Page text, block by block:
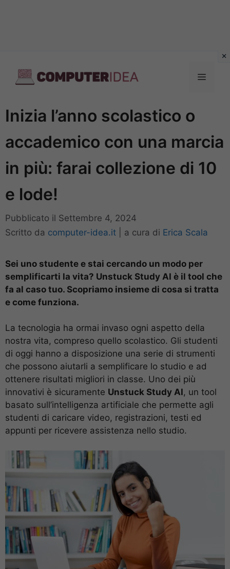
contenuto
Menu
Inizia l’anno scolastico o
accademico con una marcia
in più: farai collezione di 10
e lode!
Pubblicato il Settembre 4, 2024
Scritto da computer-idea.it a cura di Erica Scala
Sei uno studente e stai cercando un modo per
semplificarti la vita? Unstuck Study AI è il tool che
fa al caso tuo. Scopriamo insieme di cosa si tratta
e come funziona.
La tecnologia ha ormai invaso ogni aspetto della
nostra vita, compreso quello scolastico. Gli studenti
di oggi hanno a disposizione una serie di strumenti
che possono aiutarli a semplificare lo studio e ad
ottenere risultati migliori in classe. Uno dei più
innovativi è sicuramente Unstuck Study AI, un tool
basato sull’intelligenza artificiale che permette agli
studenti di caricare video, registrazioni, testi ed
appunti per ricevere assistenza nello studio.